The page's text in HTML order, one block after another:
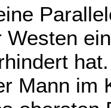
Westen
Mann im